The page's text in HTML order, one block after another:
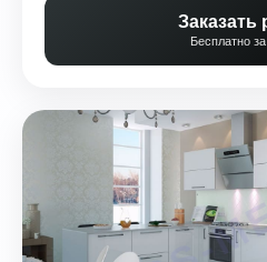
Заказать
Бесплатно